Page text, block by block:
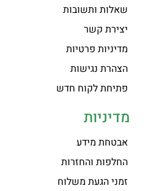
שאלות ותשובות
יצירת קשר
מדיניות פרטיות
הצהרת נגישות
פתיחת לקוח חדש
מדיניות
אבטחת מידע
החלפות והחזרות
זמני הגעת משלוח